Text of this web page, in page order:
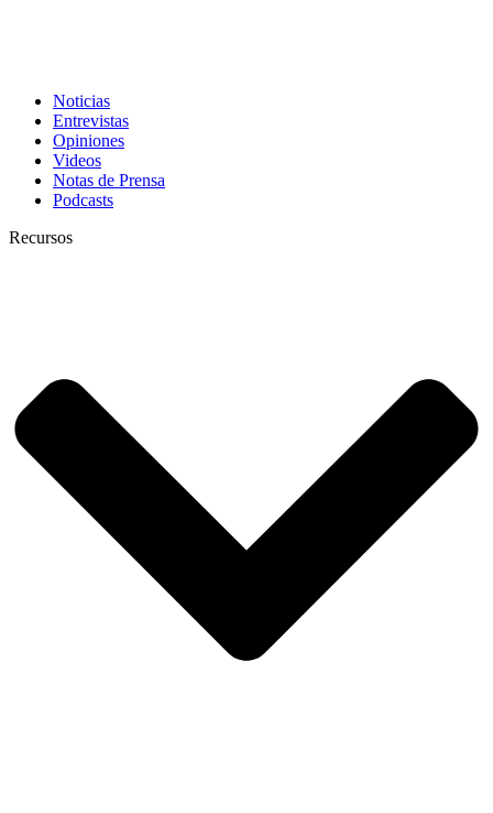
Noticias
Entrevistas
Opiniones
Videos
Notas de Prensa
Podcasts
Recursos